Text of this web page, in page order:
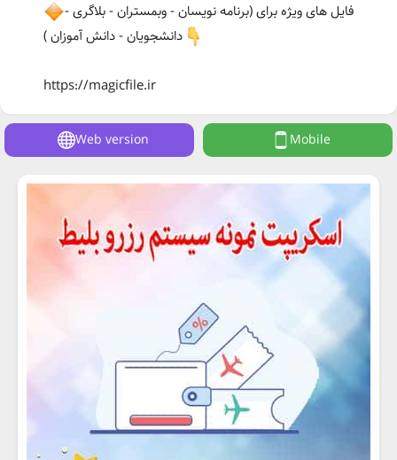
فایل های ویژه برای (برنامه نویسان - وبمستران - بلاگری -
دانشجویان - دانش آموزان )
https://magicfile.ir
Web version Mobile